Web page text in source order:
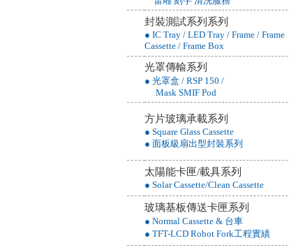
封裝測試系列系列
● IC Tray / LED Tray / Frame / Frame
Cassette / Frame Box
光罩傳輸系列
● 光罩盒 / RSP 150 /
Mask SMIF Pod
方片玻璃承載系列
● Square Glass Cassette
● 面板級扇出型封裝系列
太陽能卡匣/載具系列
● Solar Cassette/Clean Cassette
玻璃基板傳送卡匣系列
● Normal Cassette & 台車
● TFT-LCD Robot Fork工程實績